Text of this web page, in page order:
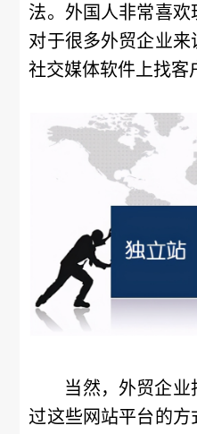
法。外国人非常喜
对于很多外贸企业
社交媒体软件上找客
当然，外贸企
过这些网站平台的